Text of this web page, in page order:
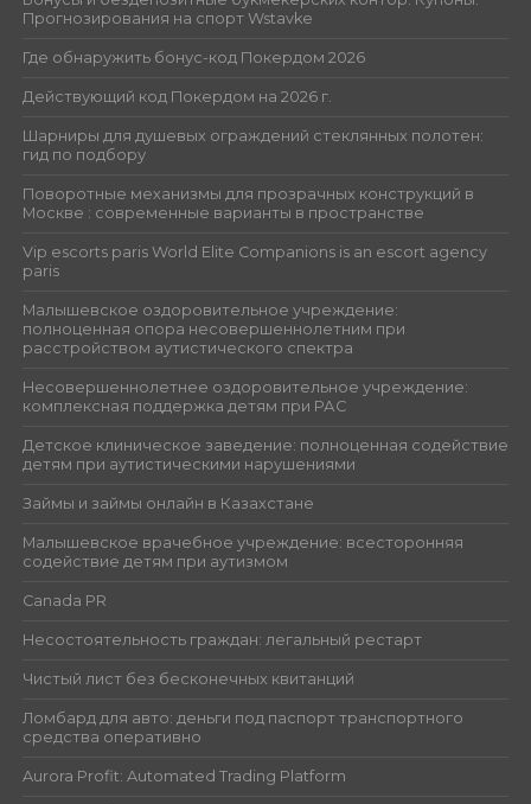
Прогнозирования на спорт Wstavke
Где обнаружить бонус-код Покердом 2026
Действующий код Покердом на 2026 г.
Шарниры для душевых ограждений стеклянных полотен:
гид по подбору
Поворотные механизмы для прозрачных конструкций в
Москве : современные варианты в пространстве
Vip escorts paris World Elite Companions is an escort agency
paris
Малышевское оздоровительное учреждение:
полноценная опора несовершеннолетним при
расстройством аутистического спектра
Несовершеннолетнее оздоровительное учреждение:
комплексная поддержка детям при РАС
Детское клиническое заведение: полноценная содействие
детям при аутистическими нарушениями
Займы и займы онлайн в Казахстане
Малышевское врачебное учреждение: всесторонняя
содействие детям при аутизмом
Canada PR
Несостоятельность граждан: легальный рестарт
Чистый лист без бесконечных квитанций
Ломбард для авто: деньги под паспорт транспортного
средства оперативно
Aurora Profit: Automated Trading Platform